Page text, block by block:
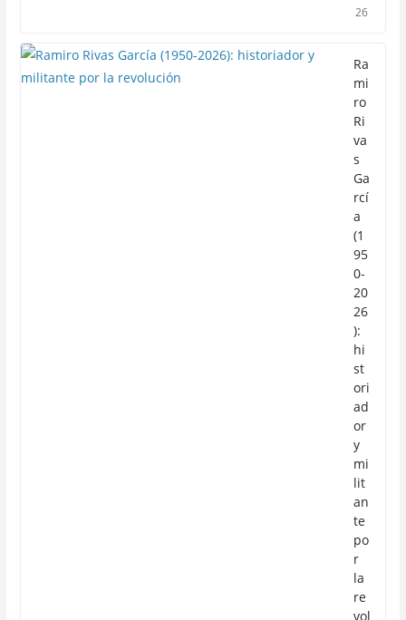
26
Ra
mi
ro
Ri
va
s
Ga
rcí
a
(1
95
0-
20
26
):
hi
st
ori
ad
or
y
mi
lit
an
te
po
r
la
re
vol